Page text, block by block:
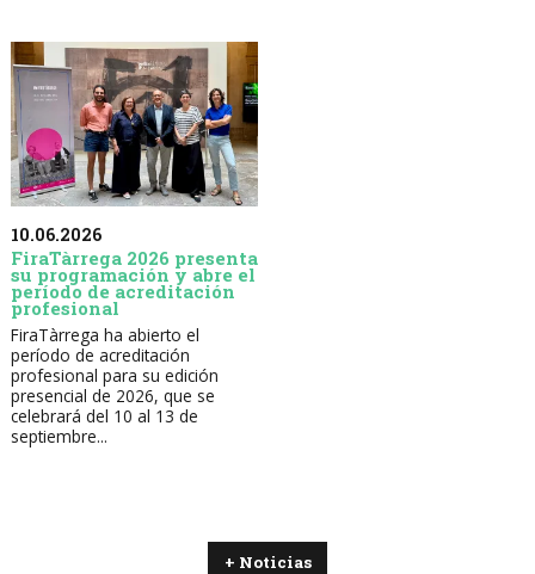
10.06.2026
FiraTàrrega 2026 presenta
su programación y abre el
período de acreditación
profesional
FiraTàrrega ha abierto el
período de acreditación
profesional para su edición
presencial de 2026, que se
celebrará del 10 al 13 de
septiembre...
+ Noticias